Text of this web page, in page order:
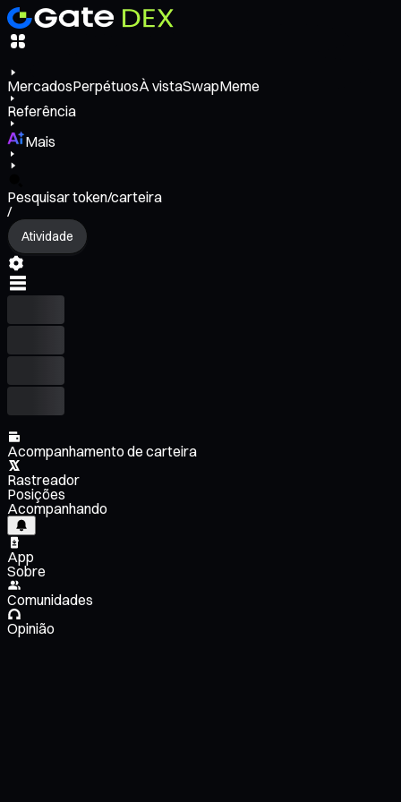
MercadosPerpétuosÀ vistaSwapMeme
Referência
Mais
Pesquisar token/carteira
/
Atividade
Acompanhamento de carteira
Rastreador
Posições
Acompanhando
App
Sobre
Comunidades
Opinião